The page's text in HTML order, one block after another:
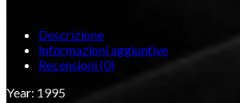
Descrizione
Informazioni aggiuntive
Recensioni (0)
Year: 1995